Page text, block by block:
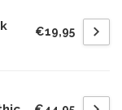
€19,95